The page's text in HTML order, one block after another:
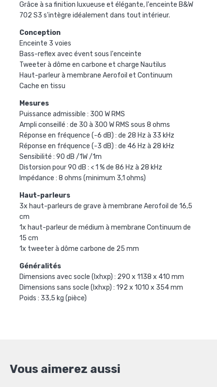
Grâce à sa finition luxueuse et élégante, l'enceinte B&W
702 S3 s'intègre idéalement dans tout intérieur.
Conception
Enceinte 3 voies
Bass-reflex avec évent sous l'enceinte
Tweeter à dôme en carbone et charge Nautilus
Haut-parleur à membrane Aerofoil et Continuum
Cache en tissu
Mesures
Puissance admissible : 300 W RMS
Ampli conseillé : de 30 à 300 W RMS sous 8 ohms
Réponse en fréquence (-6 dB) : de 28 Hz à 33 kHz
Réponse en fréquence (-3 dB) : de 46 Hz à 28 kHz
Sensibilité : 90 dB /1W /1m
Distorsion pour 90 dB : < 1 % de 86 Hz à 28 kHz
Impédance : 8 ohms (minimum 3,1 ohms)
Haut-parleurs
3x haut-parleurs de grave à membrane Aerofoil de 16,5
cm
1x haut-parleur de médium à membrane Continuum de
15 cm
1x tweeter à dôme carbone de 25 mm
Généralités
Dimensions avec socle (lxhxp) : 290 x 1138 x 410 mm
Dimensions sans socle (lxhxp) : 192 x 1010 x 354 mm
Poids : 33,5 kg (pièce)
Vous aimerez aussi